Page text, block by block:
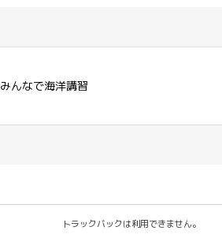
みんなで海洋講習
トラックバックは利用できません。